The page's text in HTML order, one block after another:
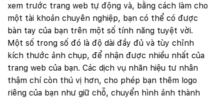
xem trước trang web tự động và, bằng cách làm cho
một tài khoản chuyên nghiệp, bạn có thể có được
bàn tay của bạn trên một số tính năng tuyệt vời.
Một số trong số đó là độ dài đầy đủ và tùy chỉnh
kích thước ảnh chụp, để nhận được nhiều nhất của
trang web của bạn. Các dịch vụ nhãn hiệu tư nhân
thậm chí còn thú vị hơn, cho phép bạn thêm logo
riêng của bạn như giữ chỗ, chuyển hình ảnh thành